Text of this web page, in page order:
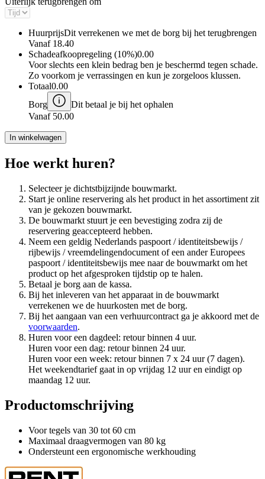
HuurprijsDit verrekenen we met de borg bij het terugbrengen
Vanaf 18.40
Schadeafkoopregeling (10%)0.00
Voor slechts een klein bedrag ben je beschermd tegen schade.
Zo voorkom je verrassingen en kun je zorgeloos klussen.
Totaal0.00
Borg
Dit betaal je bij het ophalen
Vanaf 50.00
In winkelwagen
Hoe werkt huren?
Selecteer je dichtstbijzijnde bouwmarkt.
Start je online reservering als het product in het assortiment zit
van je gekozen bouwmarkt.
De bouwmarkt stuurt je een bevestiging zodra zij de
reservering geaccepteerd hebben.
Neem een geldig Nederlands paspoort / identiteitsbewijs /
rijbewijs / vreemdelingendocument of een ander Europees
paspoort / identiteitsbewijs mee naar de bouwmarkt om het
product op het afgesproken tijdstip op te halen.
Betaal je borg aan de kassa.
Bij het inleveren van het apparaat in de bouwmarkt
verrekenen we de huurkosten met de borg.
Bij het aangaan van een verhuurcontract ga je akkoord met de
voorwaarden.
Huren voor een dagdeel: retour binnen 4 uur.
Huren voor een dag: retour binnen 24 uur.
Huren voor een week: retour binnen 7 x 24 uur (7 dagen).
Het weekendtarief gaat in op vrijdag 12 uur en eindigt op
maandag 12 uur.
Productomschrijving
Voor tegels van 30 tot 60 cm
Maximaal draagvermogen van 80 kg
Ondersteunt een ergonomische werkhouding